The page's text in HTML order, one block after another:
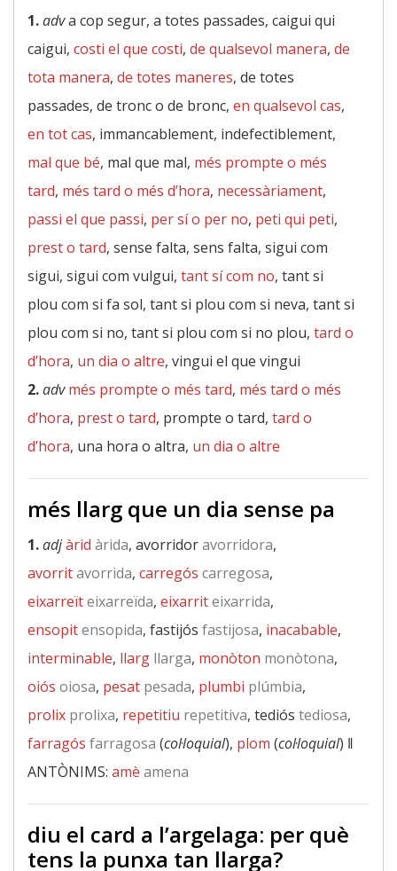
1.adva cop segur, a totes passades, caigui qui
caigui, costi el que costi, de qualsevol manera, de
tota manera, de totes maneres, de totes
passades, de tronc o de bronc, en qualsevol cas,
en tot cas, immancablement, indefectiblement,
mal que bé, mal que mal, més prompte o més
tard, més tard o més d’hora, necessàriament,
passi el que passi, per sí o per no, peti qui peti,
prest o tard, sense falta, sens falta, sigui com
sigui, sigui com vulgui, tant sí com no, tant si
plou com si fa sol, tant si plou com si neva, tant si
plou com si no, tant si plou com si no plou, tard o
d’hora, un dia o altre, vingui el que vingui
2.adv més prompte o més tard, més tard o més
d’hora, prest o tard, prompte o tard, tard o
d’hora, una hora o altra, un dia o altre
més llarg que un dia sense pa
1.adjàrid àrida, avorridoravorridora,
avorritavorrida, carregós carregosa,
eixarreïteixarreïda, eixarriteixarrida,
ensopitensopida, fastijós fastijosa, inacabable,
interminable, llarg llarga, monòton monòtona,
oiós oiosa, pesat pesada, plumbi plúmbia,
prolix prolixa, repetitiu repetitiva, tediós tediosa,
farragós farragosa (col·loquial), plom (col·loquial) ‖
ANTÒNIMS: amè amena
diu el card a l’argelaga: per què
tens la punxa tan llarga?